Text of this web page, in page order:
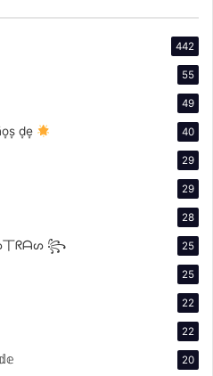
joven de 18 años que es
y recuerdos imborrables,
su familia y su primer
de la guerra lo
y pérdida,
un «linyera». A través de
que refleja su estado
si es posible reconstruir
pasado continúan
clave que define la
exploración de la
el trauma.
442
55
49
d͙e͙ 40
29
29
28
丅ᖇᗩᔕ ꧂ 25
25
22
22
20